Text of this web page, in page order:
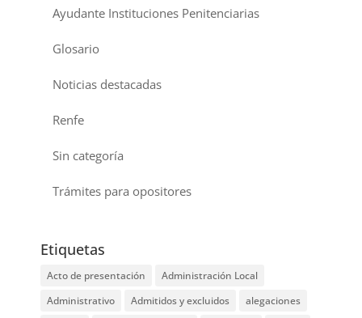
Ayudante Instituciones Penitenciarias
Glosario
Noticias destacadas
Renfe
Sin categoría
Trámites para opositores
Etiquetas
Acto de presentación
Administración Local
Administrativo
Admitidos y excluidos
alegaciones